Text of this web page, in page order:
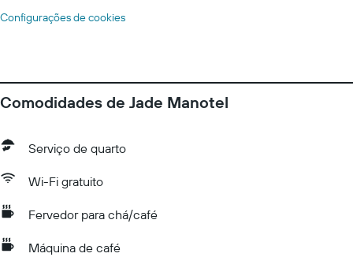
Configurações de cookies
Comodidades de Jade Manotel
Serviço de quarto
Wi-Fi gratuito
Fervedor para chá/café
Máquina de café